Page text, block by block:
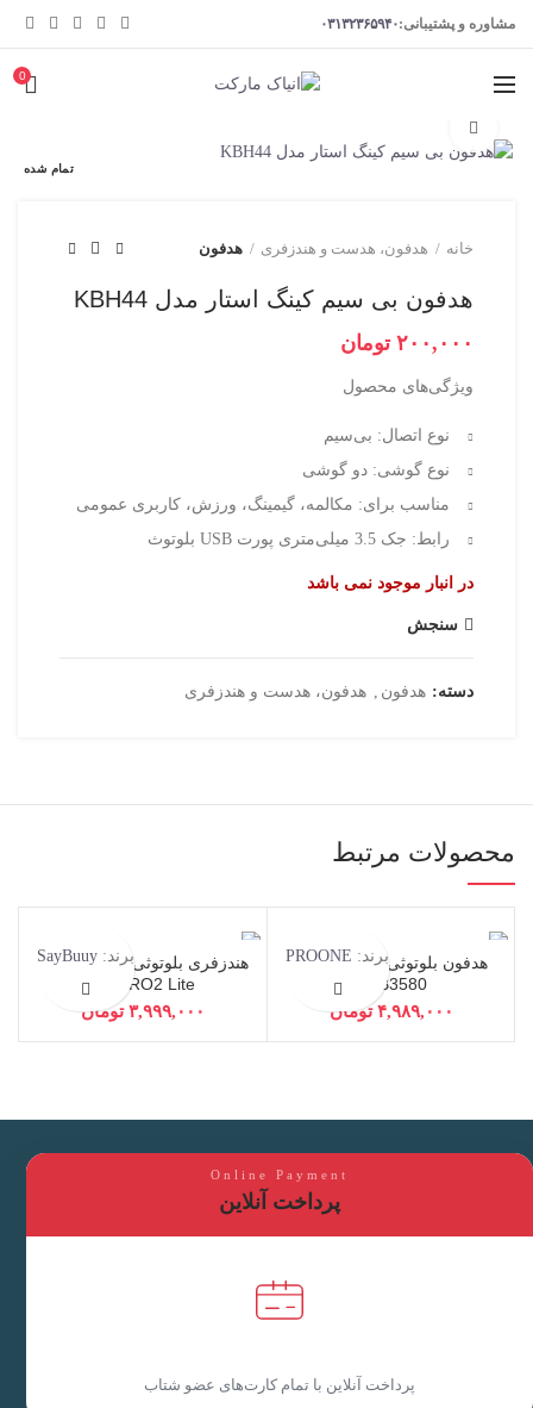
مشاوره و پشتیبانی:۰۳۱۳۲۳۶۵۹۴۰
0
تمام شده
خانه هدفون، هدست و هندزفری هدفون
هدفون بی سیم کینگ استار مدل KBH44
تومان
ویژگی‌های محصول
نوع اتصال: بی‌سیم
نوع گوشی: دو گوشی
مناسب برای: مکالمه، گیمینگ، ورزش، کاربری عمومی
رابط: جک 3.5 میلی‌متری پورت USB بلوتوث
در انبار موجود نمی باشد
سنجش
دسته: هدفون هدفون، هدست و هندزفری
محصولات مرتبط
هدفون بلوتوثی پرو وان مدل
PHB3580
تومان
برند: PROONE
هندزفری بلوتوثی سی بای مدل
C1 PRO2 Lite
تومان
برند: SayBuuy
Online Payment
پرداخت آنلاین
پرداخت آنلاین با تمام کارت‌های عضو شتاب